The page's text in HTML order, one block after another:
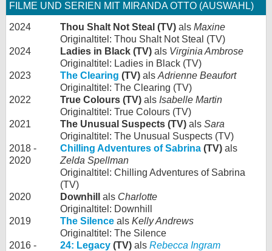
FILME UND SERIEN MIT MIRANDA OTTO (AUSWAHL)
2024 Thou Shalt Not Steal (TV) als Maxine
Originaltitel: Thou Shalt Not Steal (TV)
2024
Ladies in Black (TV) als Virginia Ambrose
Originaltitel: Ladies in Black (TV)
2023
The Clearing (TV) als Adrienne Beaufort
Originaltitel: The Clearing (TV)
2022
True Colours (TV) als Isabelle Martin
Originaltitel: True Colours (TV)
2021
The Unusual Suspects (TV) als Sara
Originaltitel: The Unusual Suspects (TV)
2018 -
2020
Chilling Adventures of Sabrina (TV) als
Zelda Spellman
Originaltitel: Chilling Adventures of Sabrina
(TV)
2020
Downhill als Charlotte
Originaltitel: Downhill
2019
The Silence als Kelly Andrews
Originaltitel: The Silence
2016 -
24: Legacy (TV) als Rebecca Ingram